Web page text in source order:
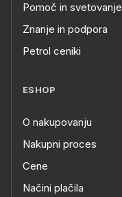
Pomoč in svetovanje
Znanje in podpora
Petrol ceniki
ESHOP
O nakupovanju
Nakupni proces
Cene
Načini plačila